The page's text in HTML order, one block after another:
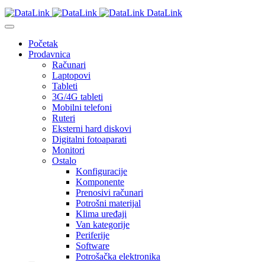
DataLink
Početak
Prodavnica
Računari
Laptopovi
Tableti
3G/4G tableti
Mobilni telefoni
Ruteri
Eksterni hard diskovi
Digitalni fotoaparati
Monitori
Ostalo
Konfiguracije
Komponente
Prenosivi računari
Potrošni materijal
Klima uređaji
Van kategorije
Periferije
Software
Potrošačka elektronika